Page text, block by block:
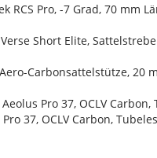
RCS Pro, -7 Grad, 70 mm
Short Elite,
Carbonsattelstütze, 20
Pro 37, OCLV
37, OCLV Carbon,